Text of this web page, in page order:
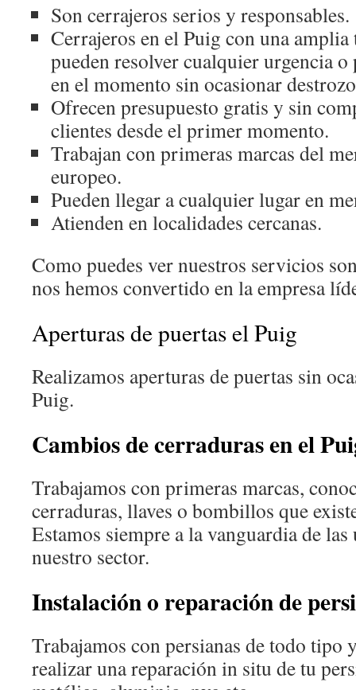
Son cerrajeros serios y responsables.
Cerrajeros en el Puig con una
pueden resolver cualquier urgencia
en el momento sin ocasionar
Ofrecen presupuesto gratis y sin
clientes desde el primer momento.
Trabajan con primeras marcas del
europeo.
Pueden llegar a cualquier lugar en
Atienden en localidades cercanas.
Como puedes ver nuestros servicios
nos hemos convertido en la empresa
Aperturas de puertas el Puig
Realizamos aperturas de puertas sin
Puig.
Cambios de cerraduras en el
Trabajamos con primeras marcas,
cerraduras, llaves o bombillos que
Estamos siempre a la vanguardia de
nuestro sector.
Instalación o reparación de
Trabajamos con persianas de todo tipo
realizar una reparación in situ de tu